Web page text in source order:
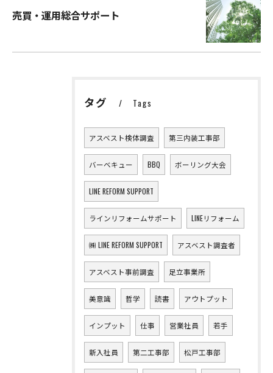
売買・運用総合サポート
タグ Tags
アスベスト検体調査 第三内装工事部
バーベキュー BBQ ボーリング大会
LINE REFORM SUPPORT
ラインリフォームサポート LINEリフォーム
㈱ LINE REFORM SUPPORT アスベスト調査者
アスベスト事前調査 足立事業所
美意識 哲学 読書 アウトプット
インプット 仕事 営業社員 若手
新入社員 第二工事部 松戸工事部